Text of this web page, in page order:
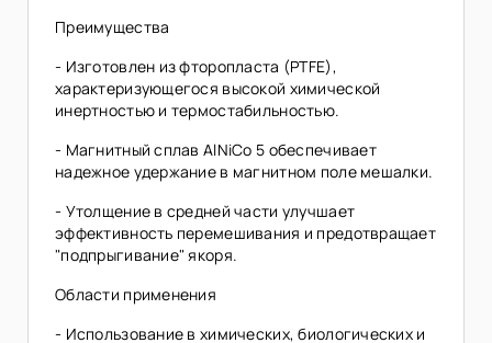
Преимущества
- Изготовлен из фторопласта (PTFE),
характеризующегося высокой химической
инертностью и термостабильностью.
- Магнитный сплав AlNiCo 5 обеспечивает
надежное удержание в магнитном поле мешалки.
- Утолщение в средней части улучшает
эффективность перемешивания и предотвращает
"подпрыгивание" якоря.
Области применения
- Использование в химических, биологических и